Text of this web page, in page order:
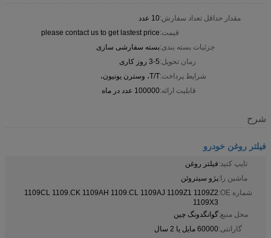
مقدار حداقل تعداد سفارش:10 عدد
قیمت:please contact us to get lastest price
جزئیات بسته بندی:بسته سفارشی سازی
زمان تحویل:3-5 روز کاری
شرایط پرداخت:T/T، وسترن یونیون،
قابلیت ارائه:100000 عدد در ماه
شرح
فیلتر روغن خودرو
تایپ کنید:فیلتر روغن
ماشین را:پژو سیتروئن
شماره OE:
1109CL 1109.CK 1109AH 1109.CL 1109AJ 1109Z1 1109Z2
1109X3
محل منبع:گوانگدونگ چین
گارانتی:60000 مایل یا 2 سال